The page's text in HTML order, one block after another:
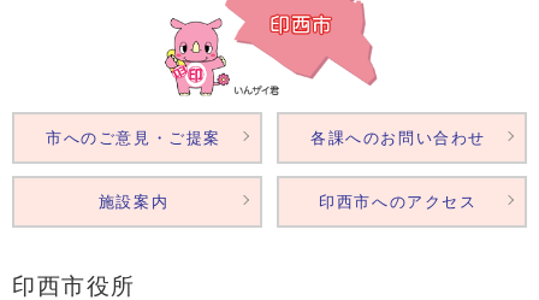
印西市役所
市へのご意見・ご提案 各課へのお問い合わせ
施設案内 印西市へのアクセス